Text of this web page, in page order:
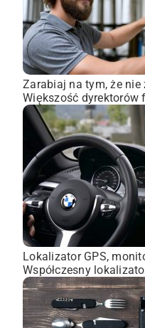
Zarabiaj na tym, że nie
Większość dyrektorów
Lokalizator GPS,
Współczesny